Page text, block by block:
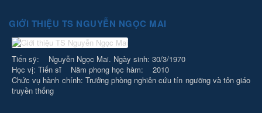
GIỚI THIỆU TS NGUYỄN NGỌC MAI
Tiến sỹ: Nguyễn Ngọc Mai. Ngày sinh: 30/3/1970
Học vị: Tiến sĩ Năm phong học hàm: 2010
Chức vụ hành chính: Trưởng phòng nghiên cứu tín ngưỡng và tôn giáo
truyền thống